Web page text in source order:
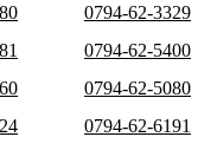
0794-62-3329
0794-62-5400
0794-62-5080
0794-62-6191